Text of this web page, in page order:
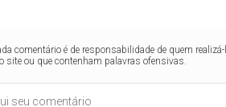
comentário é de responsabilidade de quem
site ou que contenham palavras ofensivas.